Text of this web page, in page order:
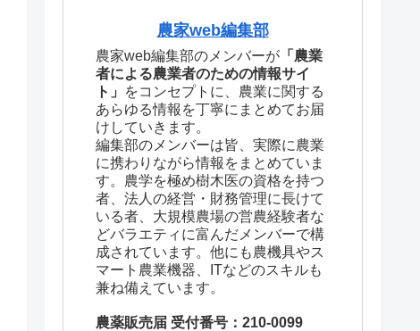
農家web編集部
農家web編集部のメンバーが 「農業
者による農業者のための情報サイ
ト」
をコンセプトに、農業に関する
あらゆる情報を丁寧にまとめてお届
けしていきます。
編集部のメンバーは皆、実際に農業
に携わりながら情報をまとめていま
す。農学を極め樹木医の資格を持つ
者、法人の経営・財務管理に長けて
いる者、大規模農場の営農経験者な
どバラエティに富んだメンバーで構
成されています。他にも農機具やス
マート農業機器、ITなどのスキルも
兼ね備えています。
農薬販売届 受付番号：210-0099